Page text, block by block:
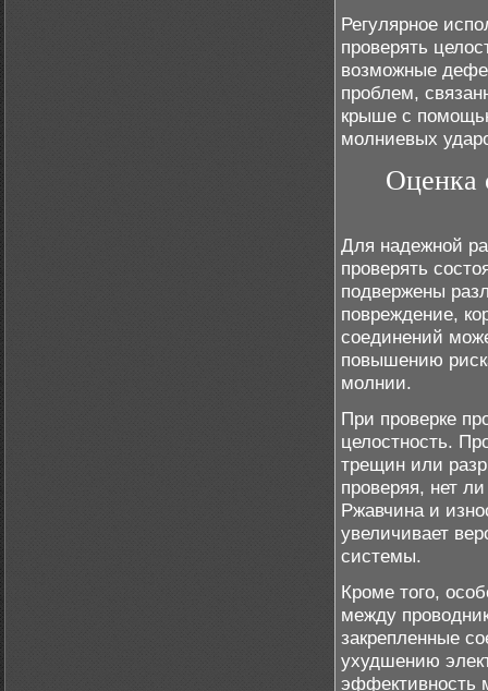
Регулярное
проверять
возможные
проблем,
крыше с
молниевых
Оценка
Для надежной
проверять
подвержены
повреждение,
соединений
повышению
молнии.
При проверке
целостность.
трещин или
проверяя, нет
Ржавчина и
увеличивает
системы.
Кроме того,
между
закрепленные
ухудшению
эффективность